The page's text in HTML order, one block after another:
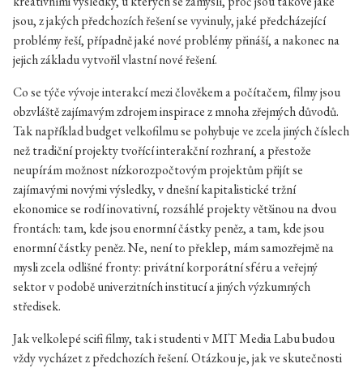
jsou, z jakých předchozích řešení se vyvinuly, jaké předcházející
problémy řeší, případně jaké nové problémy přináší, a nakonec na
jejich základu vytvořil vlastní nové řešení.
Co se týče vývoje interakcí mezi člověkem a počítačem, filmy jsou
obzvláště zajímavým zdrojem inspirace z mnoha zřejmých důvodů.
Tak například budget velkofilmu se pohybuje ve zcela jiných číslech
než tradiční projekty tvořící interakční rozhraní, a přestože
neupírám možnost nízkorozpočtovým projektům přijít se
zajímavými novými výsledky, v dnešní kapitalistické tržní
ekonomice se rodí inovativní, rozsáhlé projekty většinou na dvou
frontách: tam, kde jsou enormní částky peněz, a tam, kde jsou
enormní částky peněz. Ne, není to překlep, mám samozřejmě na
mysli zcela odlišné fronty: privátní korporátní sféru a veřejný
sektor v podobě univerzitních institucí a jiných výzkumných
středisek.
Jak velkolepé scifi filmy, tak i studenti v MIT Media Labu budou
vždy vycházet z předchozích řešení. Otázkou je, jak ve skutečnosti